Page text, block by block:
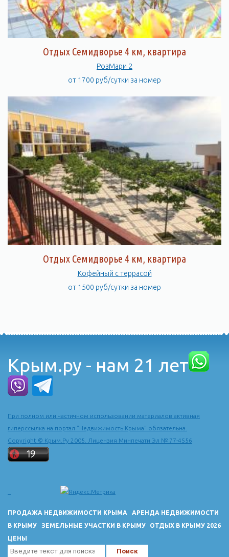
Отдых Семидворье 4 км, квартира
РозМари 2
от 1700 руб/сутки за номер
Отдых Семидворье 4 км, квартира
Кофейный с террасой
от 1500 руб/сутки за номер
Крым.ру - нам 21 лет
При полном или частичном использовании материалов активная
гиперссылка на портал "Недвижимость Крыма" обязательна.
Copyright © Крым.Ру 2005. Лицензия Минпечати Эл № 77-4556
ПРОДАЖА НЕДВИЖИМОСТИ КРЫМА
АРЕНДА НЕДВИЖИМОСТИ
В КРЫМУ
ЗЕМЕЛЬНЫЕ УЧАСТКИ В КРЫМУ
ОТДЫХ В КРЫМУ 2026
ЦЕНЫ